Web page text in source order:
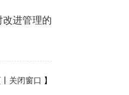
进管理的
关闭窗口 】